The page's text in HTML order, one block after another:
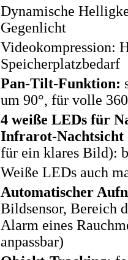
Dynamische
Gegenlicht
Videokompression:
Speicherplatzbedarf
Pan-Tilt-Funktion:
um 90°, für volle
4 weiße LEDs für
Infrarot-Nachtsicht
für ein klares Bild):
Weiße LEDs auch
Automatischer
Bildsensor, Bereich
Alarm eines
anpassbar)